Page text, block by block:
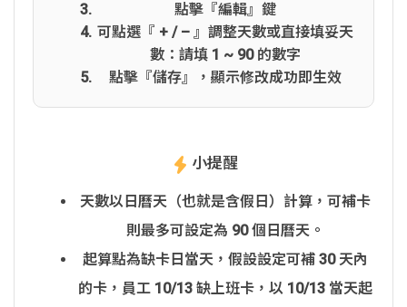
點擊『編輯』鍵
可點選『 + / – 』調整天數或直接填妥天
數：請填 1 ~ 90 的數字
點擊『儲存』，顯示修改成功即生效
小提醒
天數以日曆天（也就是含假日）計算，可補卡
則最多可設定為 90 個日曆天。
起算點為缺卡日當天，假設設定可補 30 天內
的卡，員工 10/13 缺上班卡，以 10/13 當天起